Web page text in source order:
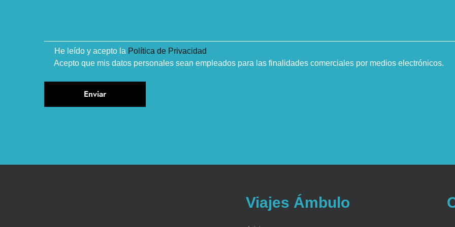
He leído y acepto la Política de Privacidad
Acepto que mis datos personales sean empleados para las finalidades comerciales por medios electrónicos.
Viajes Ámbulo